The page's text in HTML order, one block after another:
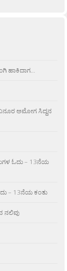
ಹಾಕಿದಾಗ…
ಅಮೋಗ ಸಿದ್ದನ
ಓದು – 13ನೆಯ
– 13ನೆಯ ಕಂತು
ನಲಿವು